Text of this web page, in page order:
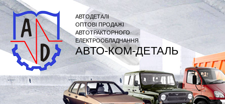
АВТОДЕТАЛІ
ОПТОВІ ПРОДАЖІ
АВТОТРАКТОРНОГО
ЕЛЕКТРООБЛАДНАННЯ
АВТО-КОМ-ДЕТАЛЬ